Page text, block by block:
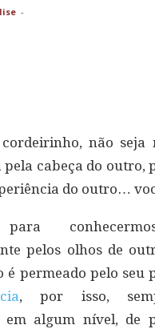
-
não seja
pela cabeça do outro,
do outro…
pelos olhos de
é permeado pelo seu
, por isso,
em algum nível, de